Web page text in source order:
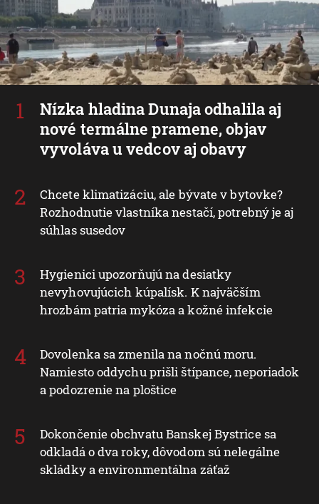
Nízka hladina Dunaja odhalila aj
nové termálne pramene, objav
vyvoláva u vedcov aj obavy
Chcete klimatizáciu, ale bývate v bytovke?
Rozhodnutie vlastníka nestačí, potrebný je aj
súhlas susedov
Hygienici upozorňujú na desiatky
nevyhovujúcich kúpalísk. K najväčším
hrozbám patria mykóza a kožné infekcie
Dovolenka sa zmenila na nočnú moru.
Namiesto oddychu prišli štípance, neporiadok
a podozrenie na ploštice
Dokončenie obchvatu Banskej Bystrice sa
odkladá o dva roky, dôvodom sú nelegálne
skládky a environmentálna záťaž